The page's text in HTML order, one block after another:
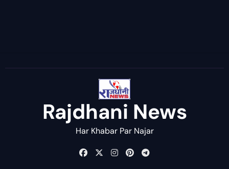
Rajdhani News
Har Khabar Par Najar